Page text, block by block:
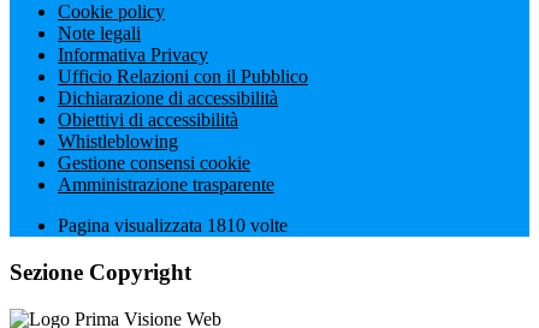
Cookie policy
Note legali
Informativa Privacy
Ufficio Relazioni con il Pubblico
Dichiarazione di accessibilità
Obiettivi di accessibilità
Whistleblowing
Gestione consensi cookie
Amministrazione trasparente
Pagina visualizzata 1810 volte
Sezione Copyright